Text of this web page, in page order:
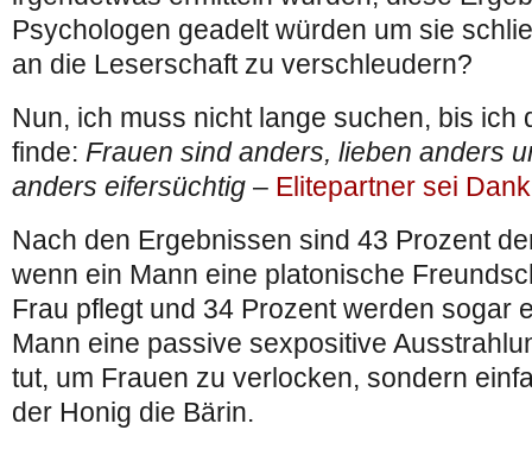
Psychologen geadelt würden um sie
an die Leserschaft zu verschleudern?
Nun, ich muss nicht lange suchen, bis ich
finde: Frauen sind anders, lieben anders
anders eifersüchtig – Elitepartner sei Dank
Nach den Ergebnissen sind 43 Prozent
wenn ein Mann eine platonische
Frau pflegt und 34 Prozent werden sogar
Mann eine passive sexpositive
tut, um Frauen zu verlocken, sondern
der Honig die Bärin.